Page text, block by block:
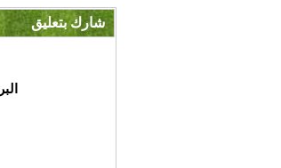
شارك بتعليق